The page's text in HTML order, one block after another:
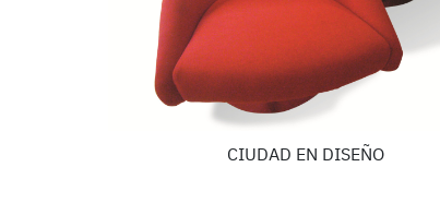
CIUDAD EN DISEÑO